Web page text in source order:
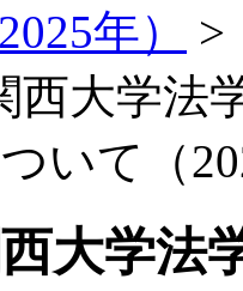
年）
>
西大学
いて（
大学